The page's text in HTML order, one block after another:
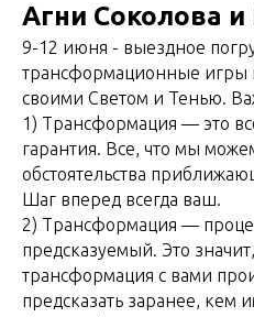
Агни Соколова
9-12 июня - выездное
трансформационные игры
своими Светом и Тенью.
1) Трансформация — это
гарантия. Все, что мы
обстоятельства
Шаг вперед всегда ваш.
2) Трансформация —
предсказуемый. Это
трансформация с вами
предсказать заранее, кем